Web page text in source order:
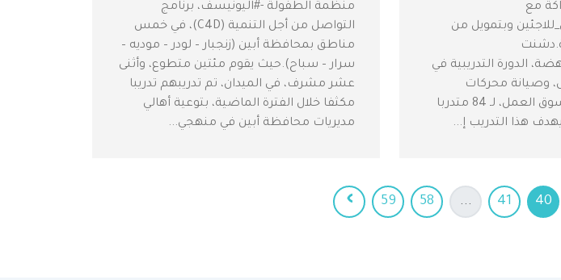
مع
وبتمويل من
الدورة التدريبية في
وصيانة محركات
القوارب، ومهارات سوق العمل، لـ 84 متدربا
هذا التدريب إ...
منظمة الطفولة -#اليونيسف، برنامج
التواصل من أجل التنمية (C4D)، في خمس
مناطق بمحافظة أبين (زنجبار – لودر – موديه –
سرار – سباح).حيث يقوم مئتين متطوع، وأثنى
عشر مشرف، في الميدان، تم تدريبهم تدريبا
مكثفا خلال الفترة الماضية، بتوعية أهالي
مديريات محافظة أبين في منهجي...
40
41
...
58
59
›